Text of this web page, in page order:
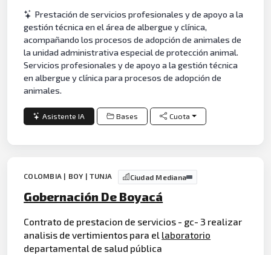
Prestación de servicios profesionales y de apoyo a la
gestión técnica en el área de albergue y clínica,
acompañando los procesos de adopción de animales de
la unidad administrativa especial de protección animal.
Servicios profesionales y de apoyo a la gestión técnica
en albergue y clínica para procesos de adopción de
animales.
Asistente IA Bases Cuota
COLOMBIA | BOY | TUNJA Ciudad Mediana
Gobernación De Boyacá
Contrato de prestacion de servicios - gc- 3 realizar
analisis de vertimientos para el laboratorio
departamental de salud pública